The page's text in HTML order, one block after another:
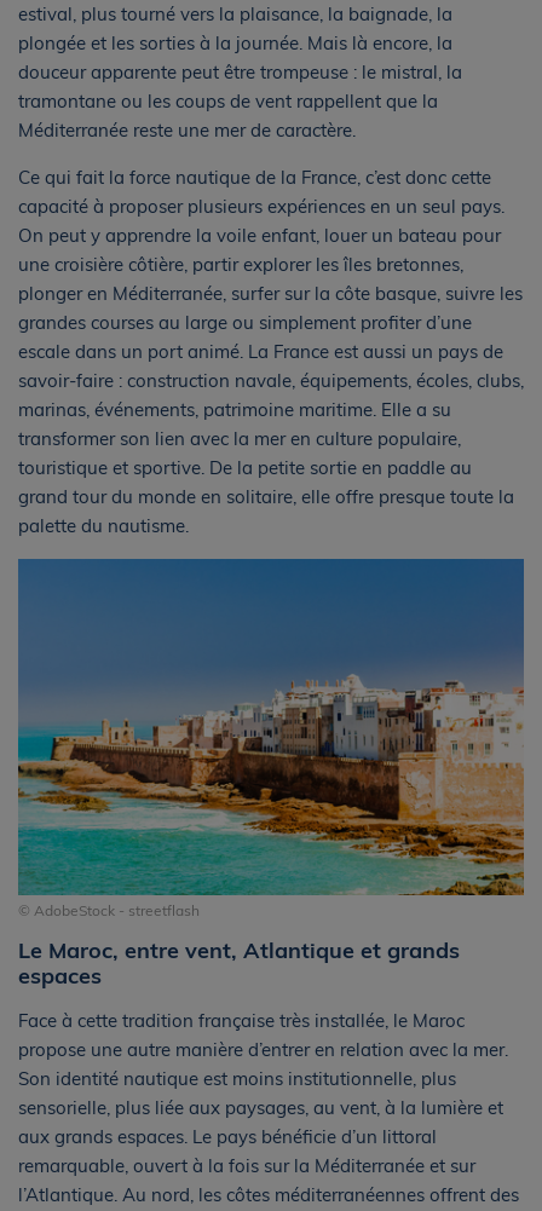
estival, plus tourné vers la plaisance, la baignade, la
plongée et les sorties à la journée. Mais là encore, la
douceur apparente peut être trompeuse : le mistral, la
tramontane ou les coups de vent rappellent que la
Méditerranée reste une mer de caractère.
Ce qui fait la force nautique de la France, c’est donc cette
capacité à proposer plusieurs expériences en un seul pays.
On peut y apprendre la voile enfant, louer un bateau pour
une croisière côtière, partir explorer les îles bretonnes,
plonger en Méditerranée, surfer sur la côte basque, suivre les
grandes courses au large ou simplement profiter d’une
escale dans un port animé. La France est aussi un pays de
savoir-faire : construction navale, équipements, écoles, clubs,
marinas, événements, patrimoine maritime. Elle a su
transformer son lien avec la mer en culture populaire,
touristique et sportive. De la petite sortie en paddle au
grand tour du monde en solitaire, elle offre presque toute la
palette du nautisme.
© AdobeStock - streetflash
Le Maroc, entre vent, Atlantique et grands
espaces
Face à cette tradition française très installée, le Maroc
propose une autre manière d’entrer en relation avec la mer.
Son identité nautique est moins institutionnelle, plus
sensorielle, plus liée aux paysages, au vent, à la lumière et
aux grands espaces. Le pays bénéficie d’un littoral
remarquable, ouvert à la fois sur la Méditerranée et sur
l’Atlantique. Au nord, les côtes méditerranéennes offrent des